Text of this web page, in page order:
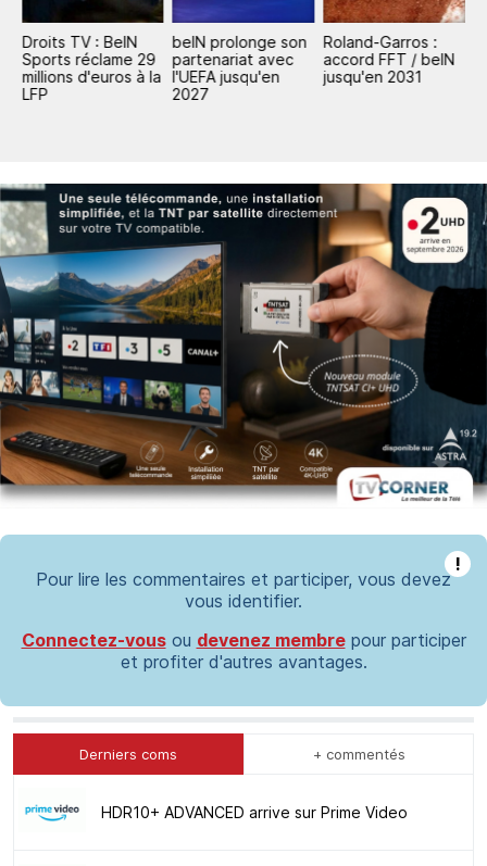
Droits TV : BeIN
Sports réclame 29
millions d'euros à la
LFP
beIN prolonge son
partenariat avec
l'UEFA jusqu'en
2027
Roland-Garros :
accord FFT / beIN
jusqu'en 2031
!
Pour lire les commentaires et participer, vous devez
vous identifier.
Connectez-vousou devenez membrepour participer
et profiter d'autres avantages.
Derniers coms + commentés
HDR10+ ADVANCED arrive sur Prime Video